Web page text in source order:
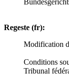
Regeste (fr):
Modification
Conditions
Tribunal